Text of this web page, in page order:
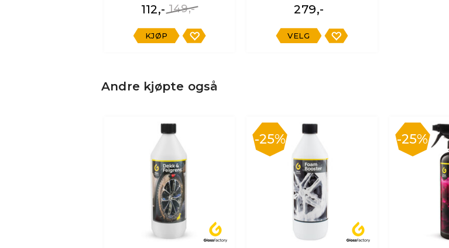
149,-
112,-
KJØP
279,-
VELG
Andre kjøpte også
25% 25%